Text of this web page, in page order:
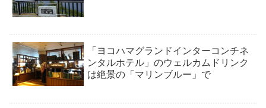
「ヨコハマグランドインターコンチネ
ンタルホテル」のウェルカムドリンク
は絶景の「マリンブルー」で